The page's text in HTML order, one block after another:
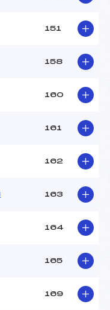
151
158
160
161
162
163
164
165
169